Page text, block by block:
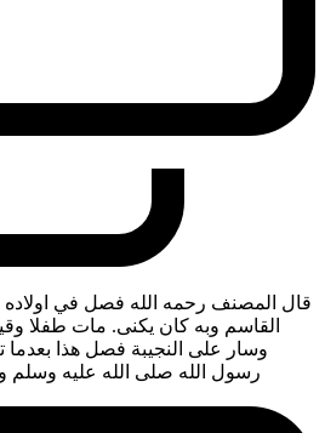
قال المصنف رحمه الله فصل في اولاده
القاسم وبه كان يكنى. مات طفلا
وسار على النجيبة فصل هذا
رسول الله صلى الله عليه